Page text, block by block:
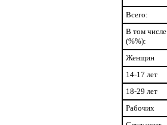
Всего:
В том числе
(%%):
Женщин
14-17 лет
18-29 лет
Рабочих